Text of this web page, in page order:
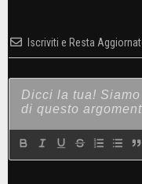
Iscriviti e Resta